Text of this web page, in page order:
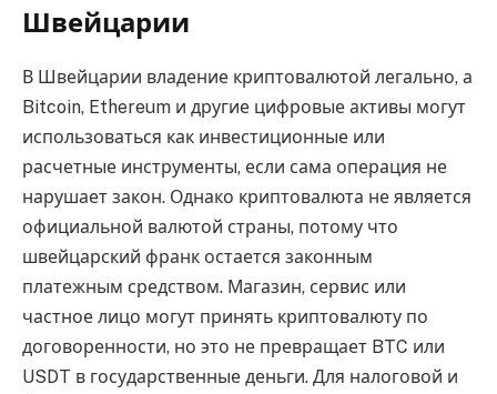
Швейцарии
В Швейцарии владение криптовалютой легально, а
Bitcoin, Ethereum и другие цифровые активы могут
использоваться как инвестиционные или
расчетные инструменты, если сама операция не
нарушает закон. Однако криптовалюта не является
официальной валютой страны, потому что
швейцарский франк остается законным
платежным средством. Магазин, сервис или
частное лицо могут принять криптовалюту по
договоренности, но это не превращает BTC или
USDT в государственные деньги. Для налоговой и